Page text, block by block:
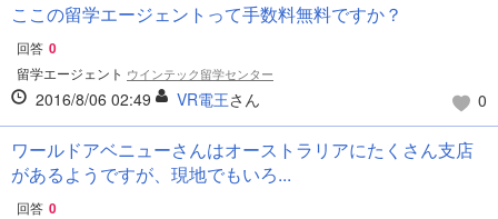
ここの留学エージェントって手数料無料ですか？
回答 0
留学エージェント ウインテック留学センター
2016/8/06 02:49 VR電王さん 0
ワールドアベニューさんはオーストラリアにたくさん支店
があるようですが、現地でもいろ...
回答 0